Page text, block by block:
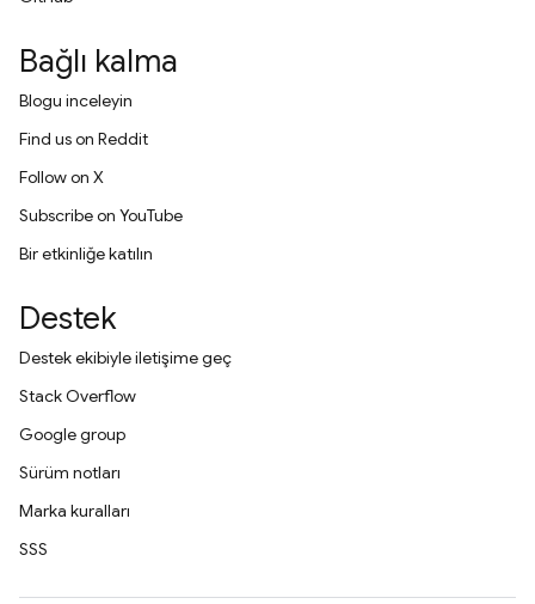
Bağlı kalma
Blogu inceleyin
Find us on Reddit
Follow on X
Subscribe on YouTube
Bir etkinliğe katılın
Destek
Destek ekibiyle iletişime geç
Stack Overflow
Google group
Sürüm notları
Marka kuralları
SSS